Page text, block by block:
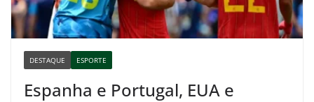
DESTAQUE ESPORTE
Espanha e Portugal, EUA e